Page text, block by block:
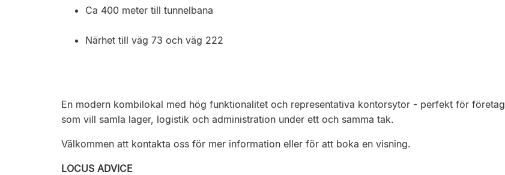
Ca 400 meter till tunnelbana
Närhet till väg 73 och väg 222
En modern kombilokal med hög funktionalitet och representativa kontorsytor - perfekt för företag
som vill samla lager, logistik och administration under ett och samma tak.
Välkommen att kontakta oss för mer information eller för att boka en visning.
LOCUS ADVICE